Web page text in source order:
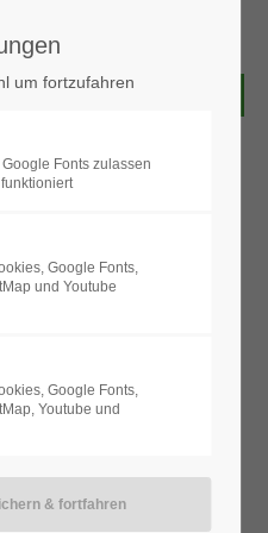
um fortzufahren
Fonts zulassen
Google Fonts,
und Youtube
Google Fonts,
Youtube und